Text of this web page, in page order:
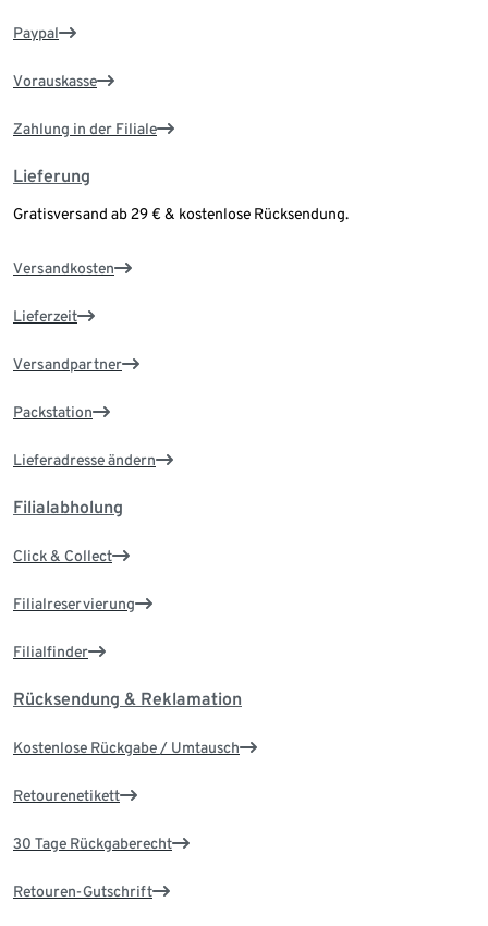
Paypal
Vorauskasse
Zahlung in der Filiale
Lieferung
Gratisversand ab 29 € & kostenlose Rücksendung.
Versandkosten
Lieferzeit
Versandpartner
Packstation
Lieferadresse ändern
Filialabholung
Click & Collect
Filialreservierung
Filialfinder
Rücksendung & Reklamation
Kostenlose Rückgabe / Umtausch
Retourenetikett
30 Tage Rückgaberecht
Retouren-Gutschrift